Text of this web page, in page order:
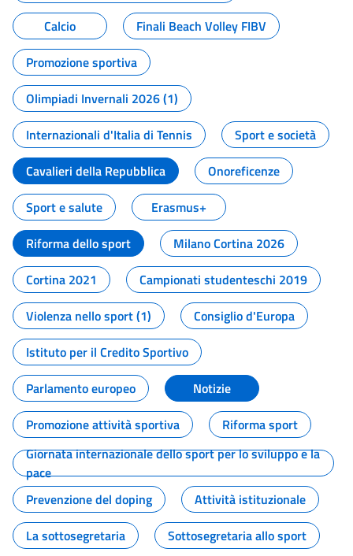
Calcio
Finali Beach Volley FIBV
Promozione sportiva
Olimpiadi Invernali 2026 (1)
Internazionali d'Italia di Tennis
Sport e società
Cavalieri della Repubblica
Onoreficenze
Sport e salute
Erasmus+
Riforma dello sport
Milano Cortina 2026
Cortina 2021
Campionati studenteschi 2019
Violenza nello sport (1)
Consiglio d'Europa
Istituto per il Credito Sportivo
Parlamento europeo
Notizie
Promozione attività sportiva
Riforma sport
Giornata internazionale dello sport per lo sviluppo e la
pace
Prevenzione del doping
Attività istituzionale
La sottosegretaria
Sottosegretaria allo sport